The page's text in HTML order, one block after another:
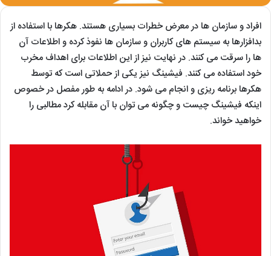
افراد و سازمان ها در معرض خطرات بسیاری هستند. هکرها با استفاده از
بدافزارها به سیستم های کاربران و سازمان ها نفوذ کرده و اطلاعات آن
ها را سرقت می کنند. در نهایت نیز از این اطلاعات برای اهداف مخرب
خود استفاده می کنند. فیشینگ نیز یکی از حملاتی است که توسط
هکرها برنامه ریزی و انجام می شود. در ادامه به طور مفصل در خصوص
اینکه فیشینگ چیست و چگونه می توان با آن مقابله کرد مطالبی را
خواهید خواند.